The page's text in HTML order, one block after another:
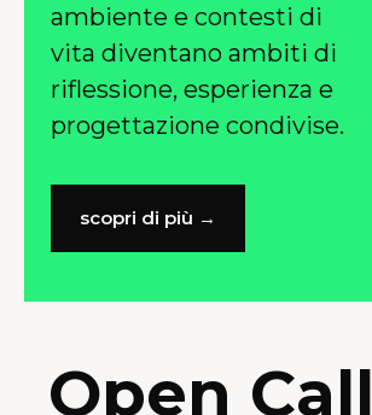
ambiente e contesti di
vita diventano ambiti di
riflessione, esperienza e
progettazione condivise.
scopri di più →
Open Call